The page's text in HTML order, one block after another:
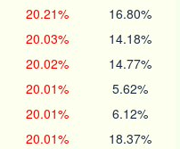
20.21% 16.80%
20.03% 14.18%
20.02% 14.77%
20.01% 5.62%
20.01% 6.12%
20.01% 18.37%